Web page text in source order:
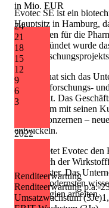
2022
in Mio. EUR
24
21
18
15
12
9
6
3
Renditeerwartung
Renditeerwartung p.a.-
Umsatzwachstum (3Je)
Evotec SE ist ein
Hauptsitz in Hamburg,
Wirkstoffen für die
hat. Gegründet wurde
eines
Seitdem hat sich das
Wirkstoffforschungs-
entwickelt. Das
gemeinsam mit seinen
Pharmakonzernen –
entwickeln.
Dabei bietet Evotec
im Bereich der
Dienstleister. Das
die mit modernsten
Technologien arbeiten.